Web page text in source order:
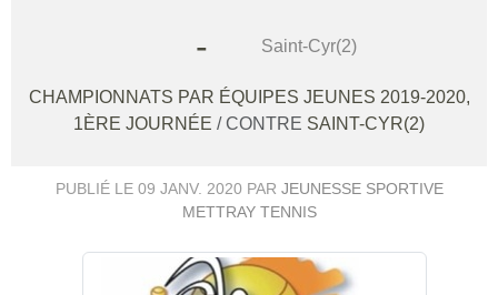
- Saint-Cyr(2)
CHAMPIONNATS PAR ÉQUIPES JEUNES 2019-2020,
1ÈRE JOURNÉE / CONTRE SAINT-CYR(2)
PUBLIÉ LE 09 JANV. 2020 PAR JEUNESSE SPORTIVE
METTRAY TENNIS